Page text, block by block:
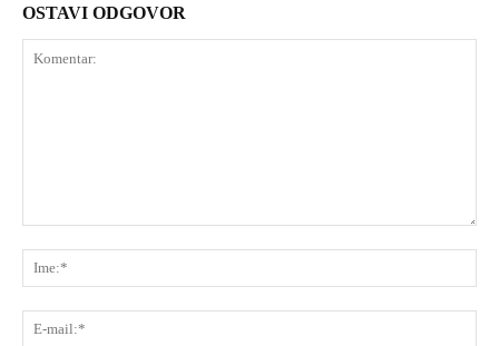
OSTAVI ODGOVOR